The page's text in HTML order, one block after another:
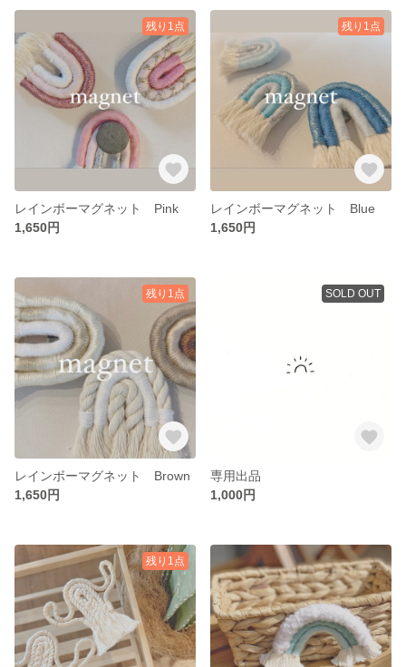
残り1点
レインボーマグネット Pink
1,650円
残り1点
レインボーマグネット Blue
1,650円
残り1点
レインボーマグネット Brown
1,650円
SOLD OUT
専用出品
1,000円
残り1点